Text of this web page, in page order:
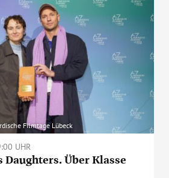
Filmtage Lübeck
UHR
Daughters. Über Klasse